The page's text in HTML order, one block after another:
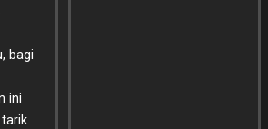
bagi
ini